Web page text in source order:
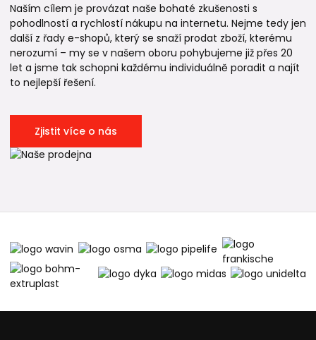
Naším cílem je provázat naše bohaté zkušenosti s
pohodlností a rychlostí nákupu na internetu. Nejme tedy jen
další z řady e-shopů, který se snaží prodat zboží, kterému
nerozumí – my se v našem oboru pohybujeme již přes 20
let a jsme tak schopni každému individuálně poradit a najít
to nejlepší řešení.
Zjistit více o nás